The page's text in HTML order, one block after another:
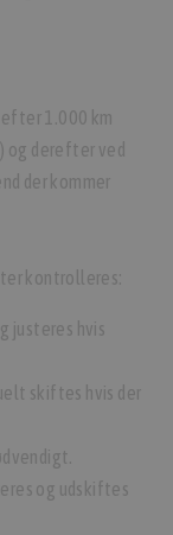
1.000 km
og derefter ved
der kommer
kontrolleres:
justeres hvis
skiftes hvis der
og udskiftes